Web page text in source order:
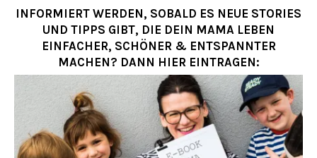
INFORMIERT WERDEN, SOBALD ES NEUE STORIES
UND TIPPS GIBT, DIE DEIN MAMA LEBEN
EINFACHER, SCHÖNER & ENTSPANNTER
MACHEN? DANN HIER EINTRAGEN: